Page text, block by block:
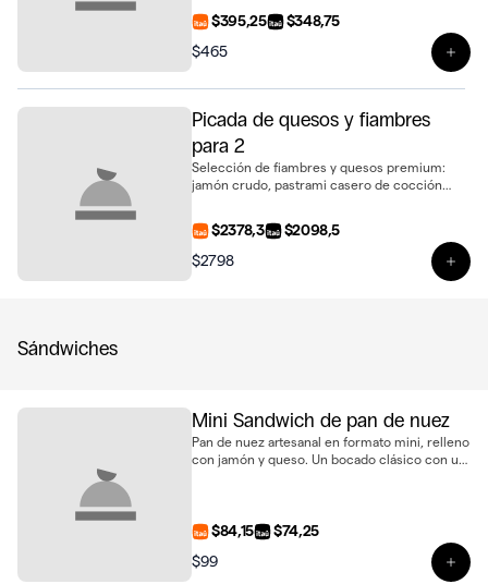
$395,25
$348,75
$465
Picada de quesos y fiambres
para 2
Selección de fiambres y quesos premium:
jamón crudo, pastrami casero de cocción
massdam y queso azul. Acompañada con
dátiles, frutos secos y aceitunas marinadas.
Ideal para compartir entre dos o picar entre 4
$2378,3
$2098,5
$2798
Sándwiches
Mini Sandwich de pan de nuez
Pan de nuez artesanal en formato mini, relleno
con jamón y queso. Un bocado clásico con un
$84,15
$74,25
$99